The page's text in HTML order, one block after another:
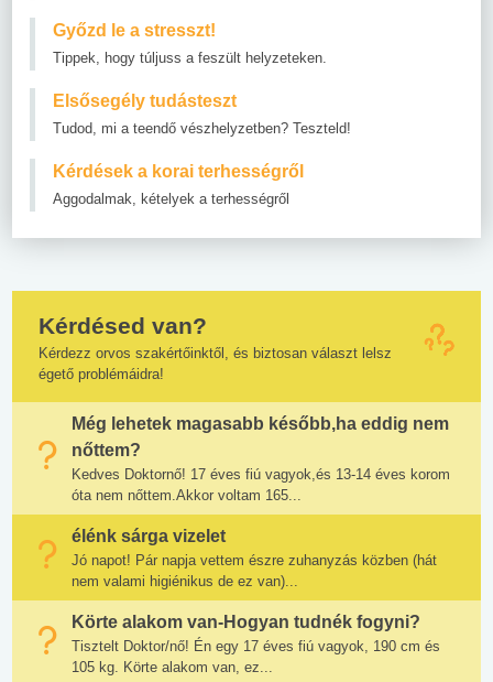
Győzd le a stresszt!
Tippek, hogy túljuss a feszült helyzeteken.
Elsősegély tudásteszt
Tudod, mi a teendő vészhelyzetben? Teszteld!
Kérdések a korai terhességről
Aggodalmak, kételyek a terhességről
Kérdésed van?
Kérdezz orvos szakértőinktől, és biztosan választ lelsz
égető problémáidra!
Még lehetek magasabb később,ha eddig nem
nőttem?
Kedves Doktornő! 17 éves fiú vagyok,és 13-14 éves korom
óta nem nőttem.Akkor voltam 165...
élénk sárga vizelet
Jó napot! Pár napja vettem észre zuhanyzás közben (hát
nem valami higiénikus de ez van)...
Körte alakom van-Hogyan tudnék fogyni?
Tisztelt Doktor/nő! Én egy 17 éves fiú vagyok, 190 cm és
105 kg. Körte alakom van, ez...